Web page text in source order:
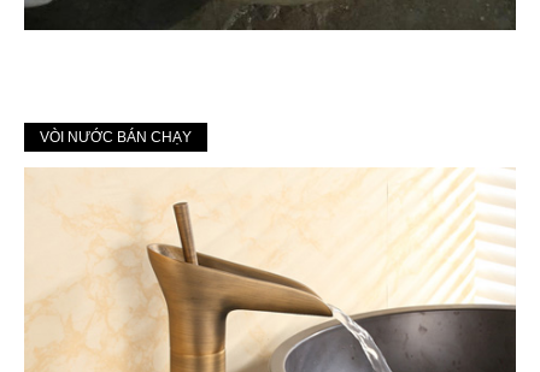
VÒI NƯỚC BÁN CHẠY